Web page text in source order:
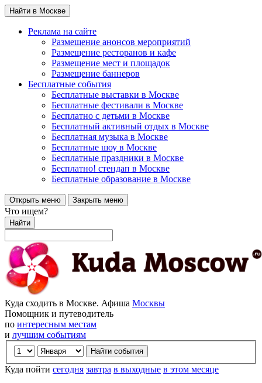
Найти в Москве
Реклама на сайте
Размещение анонсов мероприятий
Размещение ресторанов и кафе
Размещение мест и площадок
Размещение баннеров
Бесплатные события
Бесплатные выставки в Москве
Бесплатные фестивали в Москве
Бесплатно с детьми в Москве
Бесплатный активный отдых в Москве
Бесплатная музыка в Москве
Бесплатные шоу в Москве
Бесплатные праздники в Москве
Бесплатно! стендап в Москве
Бесплатные образование в Москве
Открыть меню Закрыть меню
Что ищем?
Найти
Куда сходить в Москве. Афиша Москвы
Помощник и путеводитель
по интересным местам
и лучшим событиям
Куда пойти сегодня завтра в выходные в этом месяце